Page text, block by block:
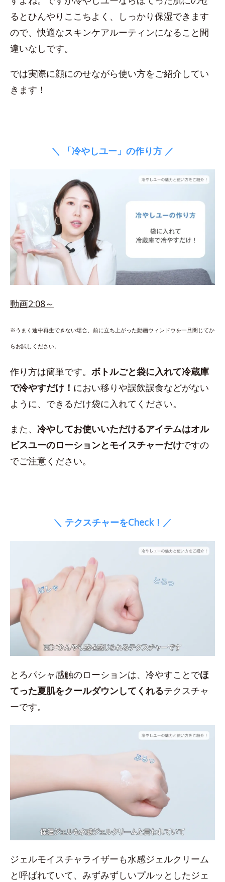
るとひんやりここちよく、しっかり保湿できます
ので、快適なスキンケアルーティンになること間
違いなしです。
では実際に顔にのせながら使い方をご紹介してい
きます！
＼ 「冷やしユー」の作り方 ／
動画2:08～
※うまく途中再生できない場合、前に立ち上がった動画ウィンドウを一旦閉じてか
らお試しください。
作り方は簡単です。 ボトルごと袋に入れて冷蔵庫
で冷やすだけ！ におい移りや誤飲誤食などがない
ように、できるだけ袋に入れてください。
また、 冷やしてお使いいただけるアイテムはオル
ビスユーのローションとモイスチャーだけですの
でご注意ください。
＼ テクスチャーをCheck！／
とろパシャ感触のローションは、冷やすことでほ
てった夏肌をクールダウンしてくれるテクスチャ
ーです。
ジェルモイスチャライザーも水感ジェルクリーム
と呼ばれていて、みずみずしいプルッとしたジェ